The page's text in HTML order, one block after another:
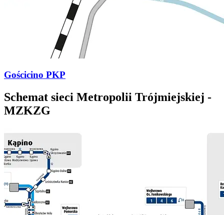
Gościcino PKP
Schemat sieci Metropolii Trójmiejskiej -
MZKZG